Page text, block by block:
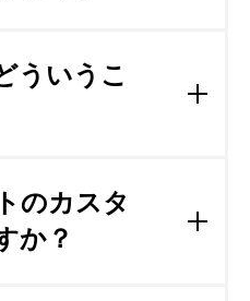
問い合わせください。
わからない、または、
場合は、マジックソフト
ういうこ
ておらず変更ができない
のパッケージソフトで
のカスタ
か？